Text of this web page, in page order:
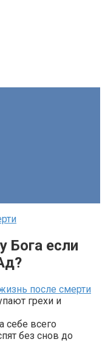
Бога если
после смерти
грехи и
себе всего
без снов до